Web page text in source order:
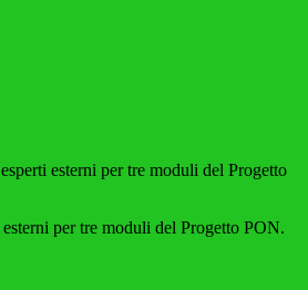
esterni per tre moduli del Progetto
per tre moduli del Progetto PON.